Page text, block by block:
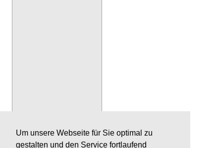
Um unsere Webseite für Sie optimal zu
gestalten und den Service fortlaufend